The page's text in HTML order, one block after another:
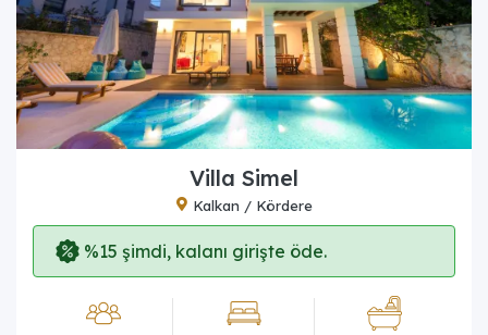
Villa Simel
Kalkan / Kördere
%15 şimdi, kalanı girişte öde.